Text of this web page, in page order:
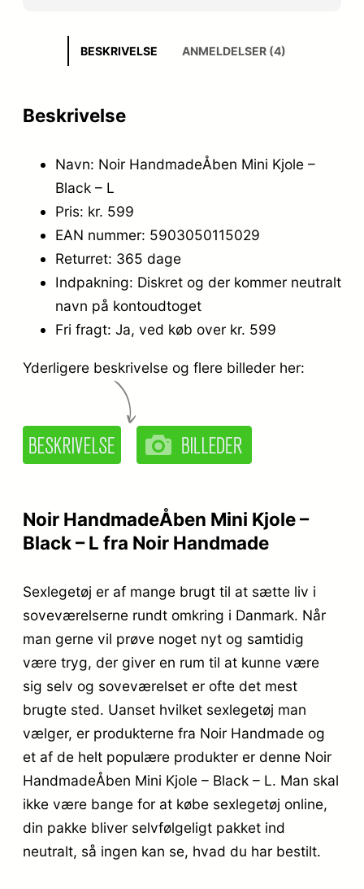
BESKRIVELSE ANMELDELSER (4)
Beskrivelse
Navn: Noir HandmadeÅben Mini Kjole –
Black – L
Pris: kr. 599
EAN nummer: 5903050115029
Returret: 365 dage
Indpakning: Diskret og der kommer neutralt
navn på kontoudtoget
Fri fragt: Ja, ved køb over kr. 599
Yderligere beskrivelse og flere billeder her:
Noir HandmadeÅben Mini Kjole –
Black – L fra Noir Handmade
Sexlegetøj er af mange brugt til at sætte liv i
soveværelserne rundt omkring i Danmark. Når
man gerne vil prøve noget nyt og samtidig
være tryg, der giver en rum til at kunne være
sig selv og soveværelset er ofte det mest
brugte sted. Uanset hvilket sexlegetøj man
vælger, er produkterne fra Noir Handmade og
et af de helt populære produkter er denne Noir
HandmadeÅben Mini Kjole – Black – L. Man skal
ikke være bange for at købe sexlegetøj online,
din pakke bliver selvfølgeligt pakket ind
neutralt, så ingen kan se, hvad du har bestilt.